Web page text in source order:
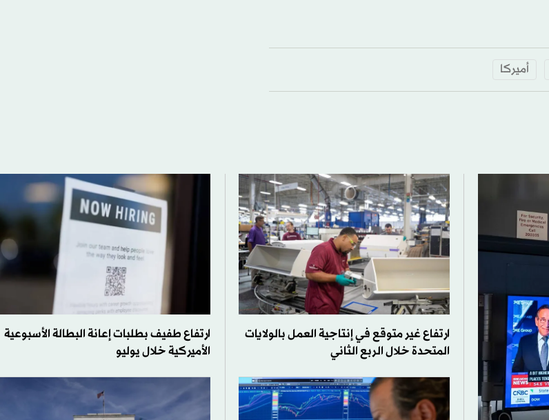
أميركا
ارتفاع غير متوقع في إنتاجية العمل بالولايات
المتحدة خلال الربع الثاني
ارتفاع طفيف بطلبات إعانة البطالة الأسبوعية
الأميركية خلال يوليو